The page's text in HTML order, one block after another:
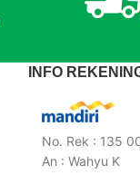
INFO
No. Rek : 135
An : Wahyu K